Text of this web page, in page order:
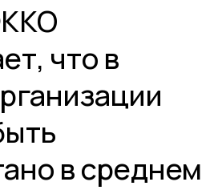
что в
в среднем